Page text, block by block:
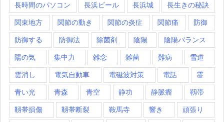
長時間のパソコン 長浜ビール 長浜城 長生きの秘訣
関東地方 関節の動き 関節の炎症 関節痛 防御
防御する 防御法 除菌剤 陰陽 陰陽バランス
陽の気 集中力 雑念 雑菌 難病 雪道
雲消し 電気自動車 電磁波対策 電話 霊
青い光 青森 青空 静功 静脈瘤 靱帯
靱帯損傷 靱帯断裂 鞍馬寺 響き 頑張り